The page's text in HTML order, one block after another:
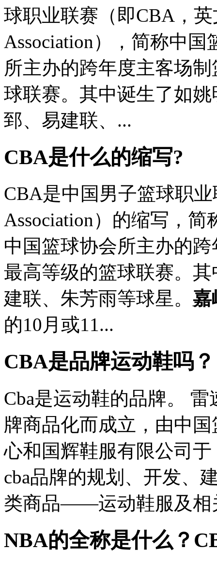
球职业联赛（即CBA，英
Association），简称中
所主办的跨年度主客场
球联赛。其中诞生了如姚
郅、易建联、...
CBA是什么的缩写?
CBA是中国男子篮球职业
Association）的缩写，
中国篮球协会所主办的
最高等级的篮球联赛。
建联、朱芳雨等球星。 嘉
的10月或11...
CBA是品牌运动鞋吗？
Cba是运动鞋的品牌。
牌商品化而成立，由中
心和国辉鞋服有限公司
cba品牌的规划、开发、
类商品――运动鞋服及相
NBA的全称是什么？